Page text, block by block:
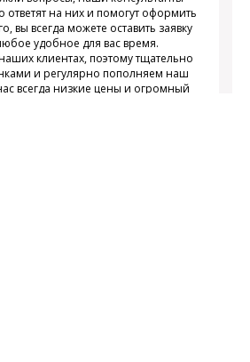
на них и помогут оформить
вы всегда можете оставить заявку
удобное для вас время.
клиентах, поэтому тщательно
и регулярно пополняем наш
всегда низкие цены и огромный